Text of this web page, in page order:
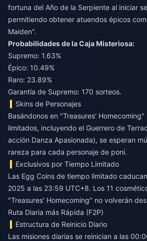
fortuna del Año de la Serpiente al iniciar
permitiendo obtener atuendos épicos
Maiden".
Probabilidades de la Caja Misteriosa:
Supremo: 1.63%
Épico: 10.49%
Raro: 23.89%
Garantía de Supremo: 170 sorteos.
Skins de Personajes
Basándonos en "Treasures' Homecoming"
limitados, incluyendo el Guerrero de
acción Danza Apasionada), se esperan
rareza para cada personaje de poni.
Exclusivos por Tiempo Limitado
Las Egg Coins de tiempo limitado
2025 a las 23:59 UTC+8. Los 11
"Treasures' Homecoming" no volverán
Ruta Diaria más Rápida (F2P)
Estructura de Reinicio Diario
Las misiones diarias se reinician a las